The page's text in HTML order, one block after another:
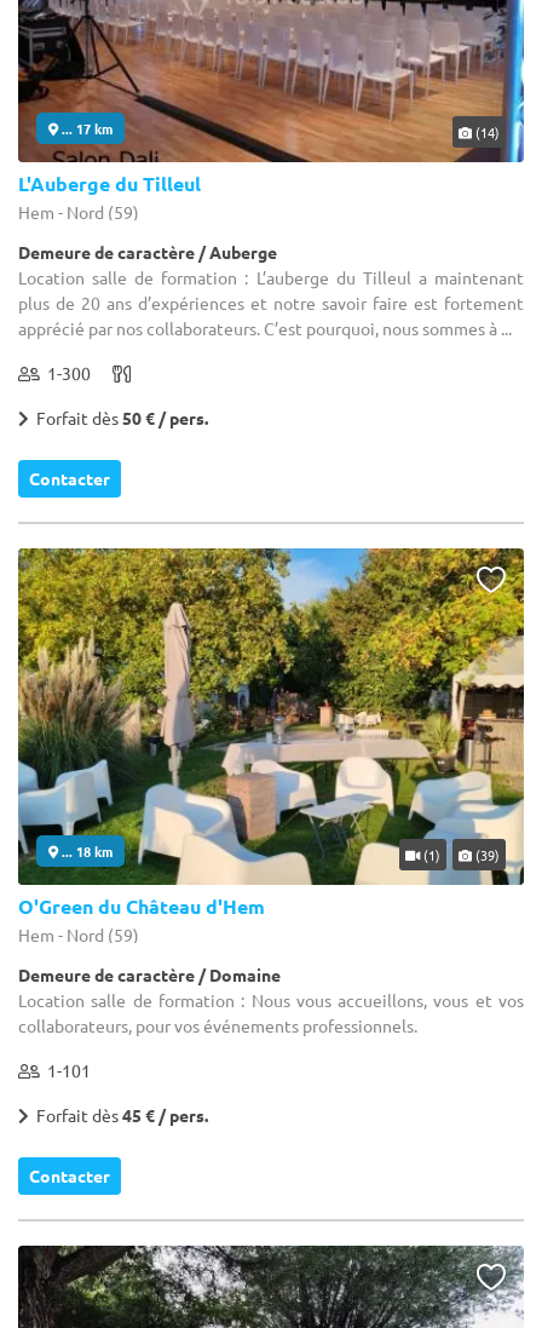
... 17 km (14)
L'Auberge du Tilleul
Hem - Nord (59)
Demeure de caractère / Auberge
Location salle de formation : L’auberge du Tilleul a maintenant
plus de 20 ans d’expériences et notre savoir faire est fortement
apprécié par nos collaborateurs. C’est pourquoi, nous sommes à ...
1-300
Forfait dès50 € / pers.
Contacter
... 18 km (1) (39)
O'Green du Château d'Hem
Hem - Nord (59)
Demeure de caractère / Domaine
Location salle de formation : Nous vous accueillons, vous et vos
collaborateurs, pour vos événements professionnels.
1-101
Forfait dès45 € / pers.
Contacter